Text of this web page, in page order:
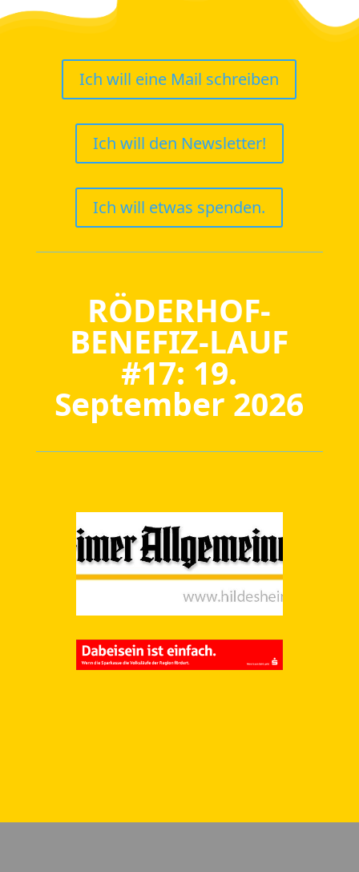
Ich will eine Mail schreiben
Ich will den Newsletter!
Ich will etwas spenden.
RÖDERHOF-
BENEFIZ-LAUF
#17: 19.
September 2026